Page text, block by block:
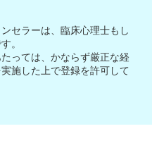
セラーは、臨床心理士もし
。
っては、かならず厳正な経
施した上で登録を許可して